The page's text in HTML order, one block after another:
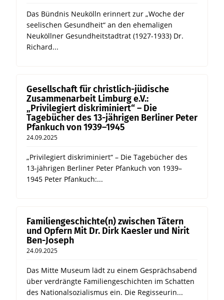
Das Bündnis Neukölln erinnert zur „Woche der
seelischen Gesundheit“ an den ehemaligen
Neuköllner Gesundheitstadtrat (1927-1933) Dr.
Richard...
Gesellschaft für christlich-jüdische
Zusammenarbeit Limburg e.V.:
„Privilegiert diskriminiert“ – Die
Tagebücher des 13-jährigen Berliner Peter
Pfankuch von 1939–1945
24.09.2025
„Privilegiert diskriminiert“ – Die Tagebücher des
13-jährigen Berliner Peter Pfankuch von 1939–
1945 Peter Pfankuch:...
Familiengeschichte(n) zwischen Tätern
und Opfern Mit Dr. Dirk Kaesler und Nirit
Ben-Joseph
24.09.2025
Das Mitte Museum lädt zu einem Gesprächsabend
über verdrängte Familiengeschichten im Schatten
des Nationalsozialismus ein. Die Regisseurin...